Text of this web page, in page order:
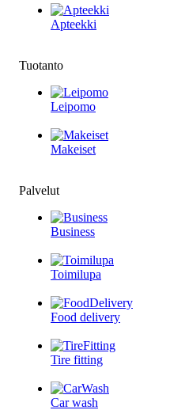
Apteekki
Tuotanto
Leipomo
Makeiset
Palvelut
Business
Toimilupa
Food delivery
Tire fitting
Car wash